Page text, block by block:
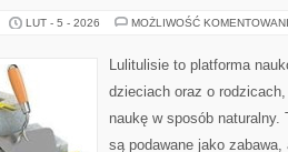
LUT - 5 - 2026 MOŻLIWOŚĆ
Lulitulisie to platforma
dzieciach oraz o
naukę w sposób
są podawane jako